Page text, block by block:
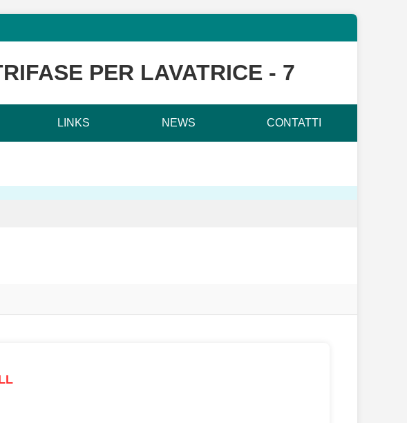
PER LAVATRICE - 7
LINKS NEWS CONTATTI